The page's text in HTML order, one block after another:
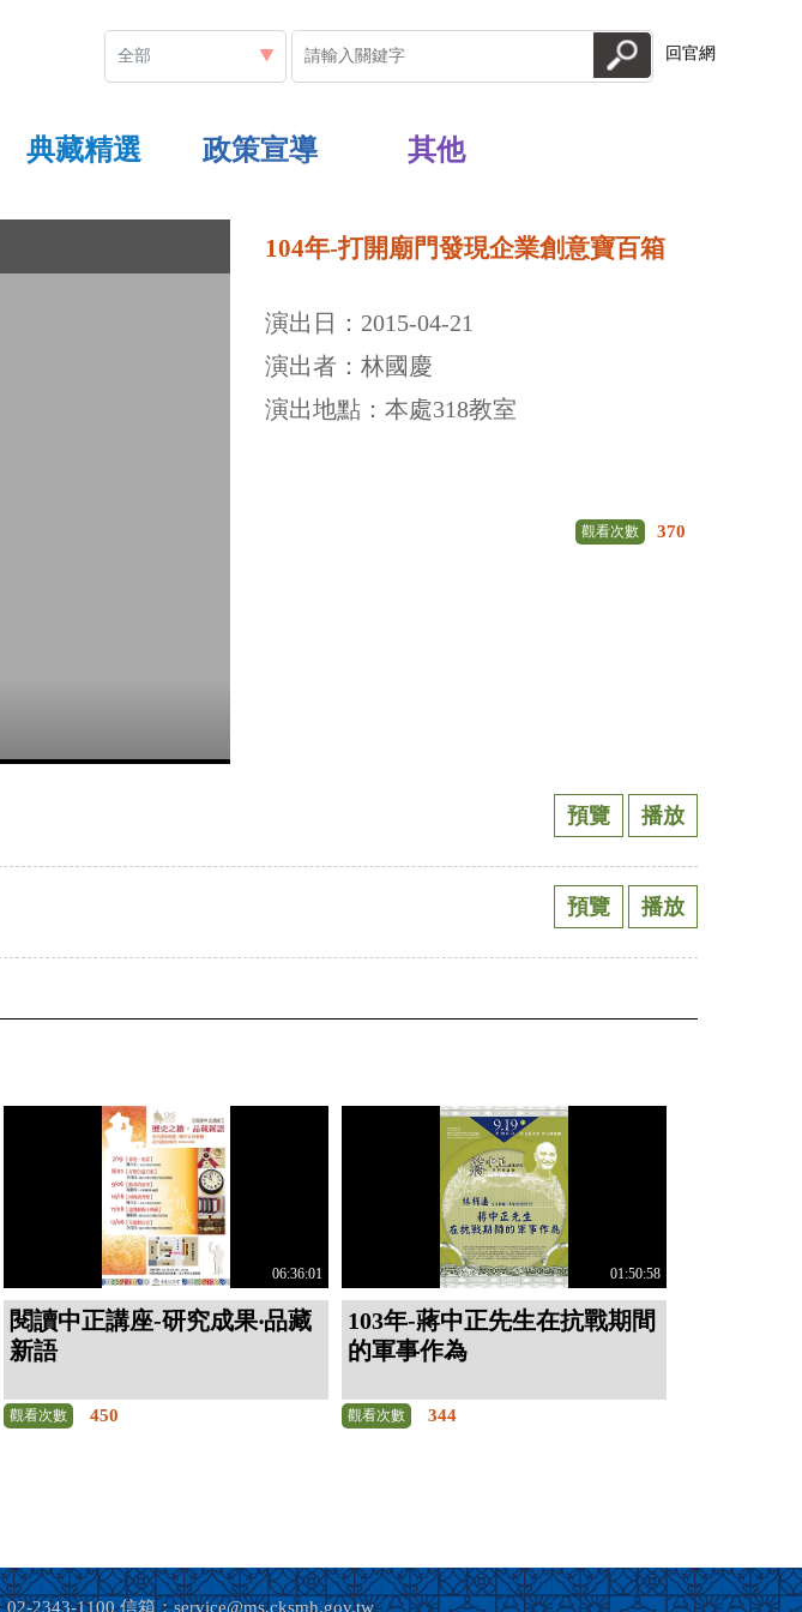
回官網
典藏精選 政策宣導 其他
104年-打開廟門發現企業創意寶百箱
演出日：2015-04-21
演出者：林國慶
演出地點：本處318教室
觀看次數 370
預覽 播放
預覽 播放
06:36:01
閱讀中正講座-研究成果‧品藏
新語
觀看次數 450
01:50:58
103年-蔣中正先生在抗戰期間
的軍事作為
觀看次數 344
2343-1100 信箱：service@ms.cksmh.gov.tw